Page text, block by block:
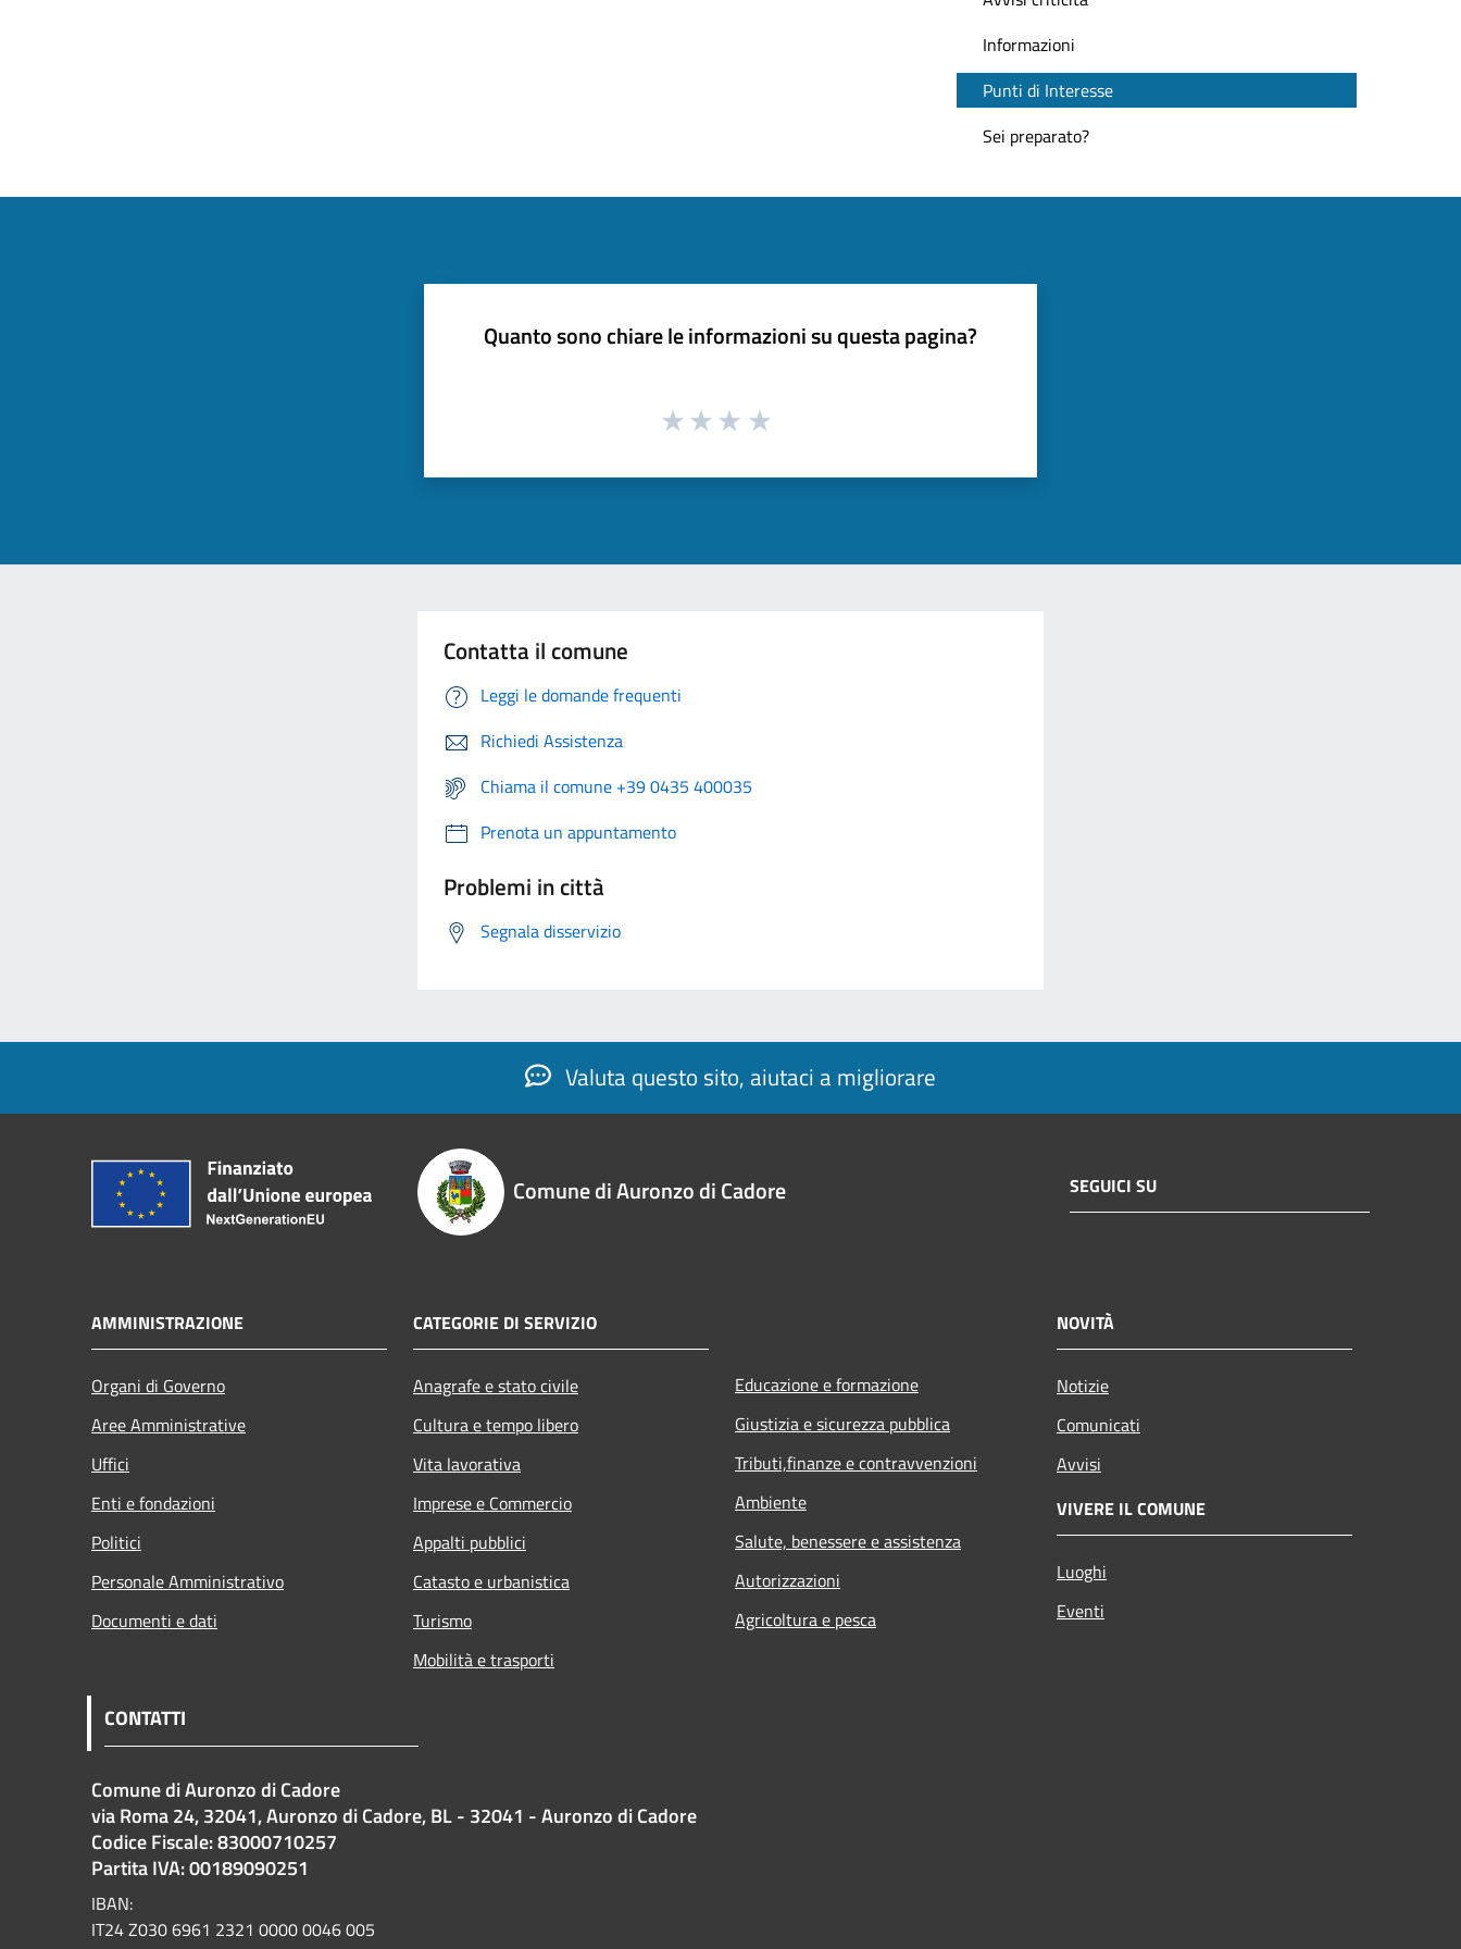
Informazioni
Punti di Interesse
Sei preparato?
Quanto sono chiare le informazioni su questa pagina?
Contatta il comune
Leggi le domande frequenti
Richiedi Assistenza
Chiama il comune +39 0435 400035
Prenota un appuntamento
Problemi in città
Segnala disservizio
Valuta questo sito, aiutaci a migliorare
Comune di Auronzo di Cadore SEGUICI SU
AMMINISTRAZIONE
Organi di Governo
Aree Amministrative
Uffici
Enti e fondazioni
Politici
Personale Amministrativo
Documenti e dati
CATEGORIE DI SERVIZIO
Anagrafe e stato civile
Cultura e tempo libero
Vita lavorativa
Imprese e Commercio
Appalti pubblici
Catasto e urbanistica
Turismo
Mobilità e trasporti
Educazione e formazione
Giustizia e sicurezza pubblica
Tributi,finanze e contravvenzioni
Ambiente
Salute, benessere e assistenza
Autorizzazioni
Agricoltura e pesca
NOVITÀ
Notizie
Comunicati
Avvisi
VIVERE IL COMUNE
Luoghi
Eventi
CONTATTI
Comune di Auronzo di Cadore
via Roma 24, 32041, Auronzo di Cadore, BL - 32041 - Auronzo di Cadore
Codice Fiscale: 83000710257
Partita IVA: 00189090251
IBAN:
IT24 Z030 6961 2321 0000 0046 005